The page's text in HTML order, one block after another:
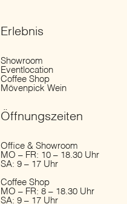
Erlebnis
Showroom
Eventlocation
Coffee Shop
Mövenpick Wein
Öffnungs­zeiten
Office & Showroom
MO – FR: 10 – 18.30 Uhr
SA: 9 – 17 Uhr
Coffee Shop
MO – FR: 8 – 18.30 Uhr
SA: 9 – 17 Uhr